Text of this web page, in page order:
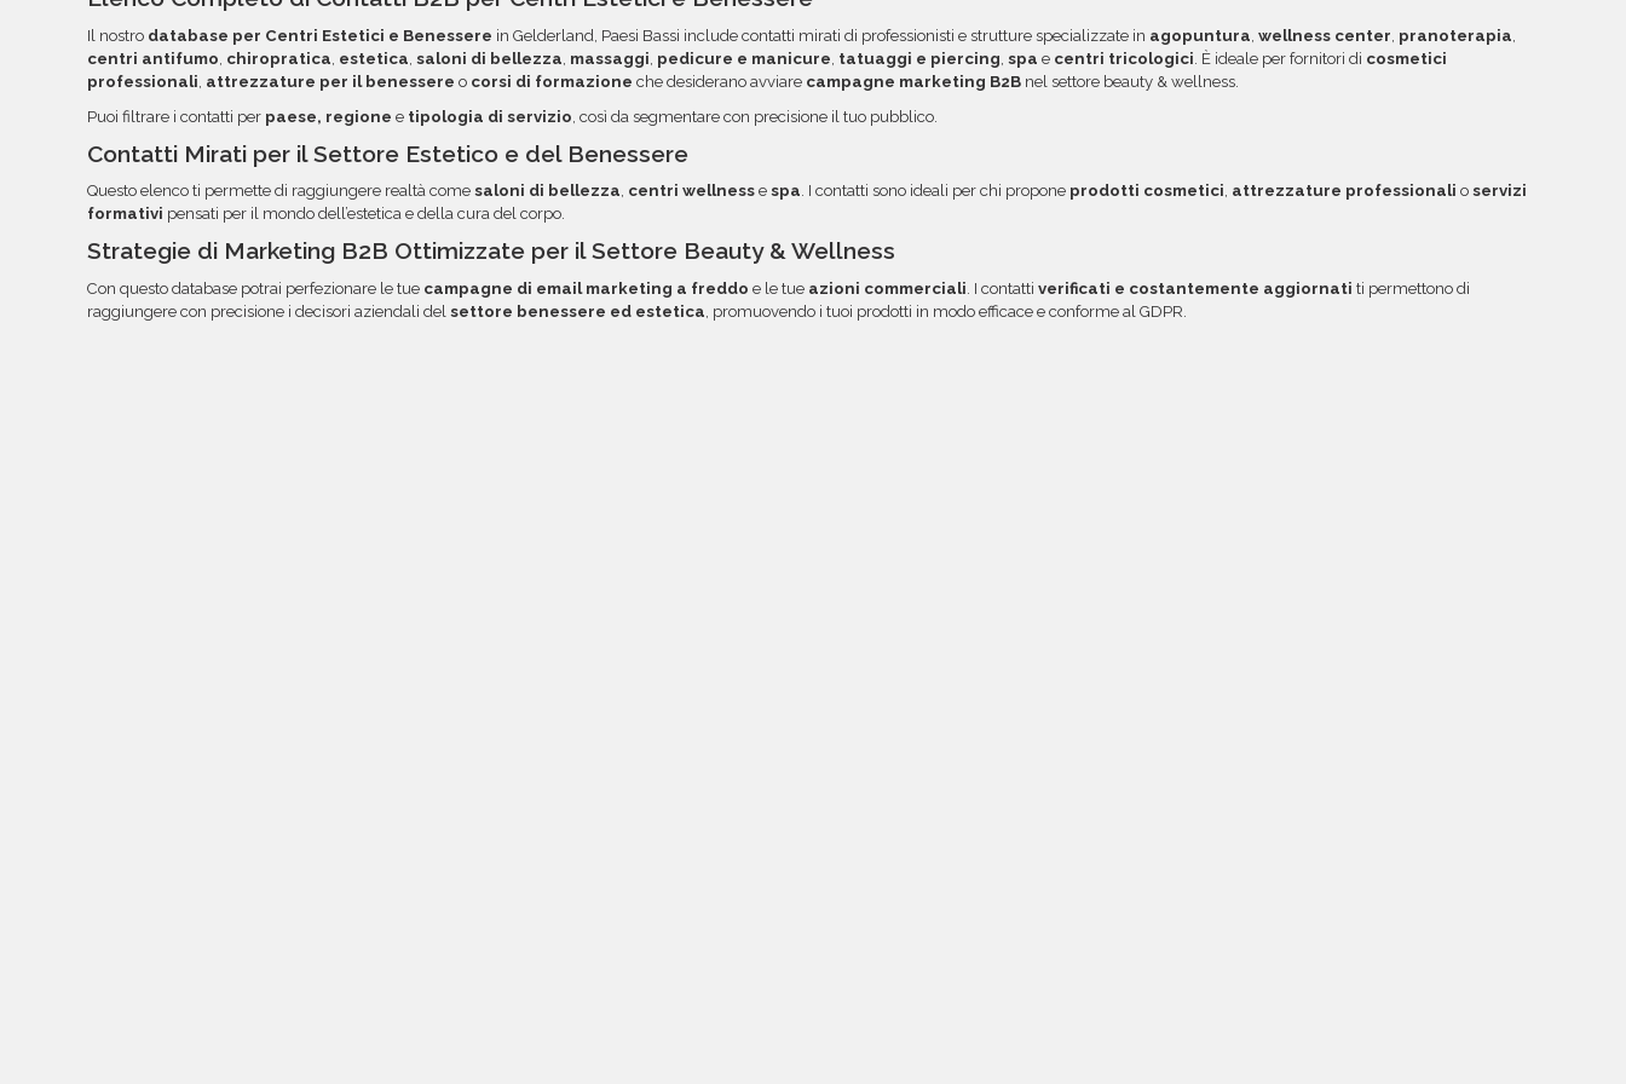
la lettura, l'ordinamento e l'utilizzo dei dati. Una volta pronti, troverai file e
documentazione nella tua area riservata, con link diretto via email.
opzione.
Il nostro database per Centri Estetici e Benessere in Gelderland, Paesi Bassi include contatti mirati di professionisti e strutture specializzate in agopuntura wellness center pranoterapia
centri antifumo chiropratica estetica saloni di bellezza massaggi pedicure e manicure tatuaggi e piercing spa e centri tricologici . È ideale per fornitori di cosmetici
professionali attrezzature per il benessere o corsi di formazione che desiderano avviare campagne marketing B2B nel settore beauty & wellness.
Puoi filtrare i contatti per paese, regione e tipologia di servizio , così da segmentare con precisione il tuo pubblico.
Contatti Mirati per il Settore Estetico e del Benessere
Questo elenco ti permette di raggiungere realtà come saloni di bellezza, centri wellness e spa. I contatti sono ideali per chi propone prodotti cosmetici, attrezzature professionali o servizi
formativi pensati per il mondo dell’estetica e della cura del corpo.
Strategie di Marketing B2B Ottimizzate per il Settore Beauty & Wellness
Con questo database potrai perfezionare le tue campagne di email marketing a freddo e le tue azioni commerciali. I contatti verificati e costantemente aggiornati ti permettono di
raggiungere con precisione i decisori aziendali del settore benessere ed estetica, promuovendo i tuoi prodotti in modo efficace e conforme al GDPR.